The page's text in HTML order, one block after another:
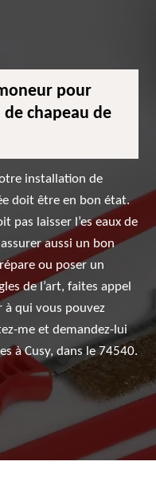
pour
chapeau de
installation de
doit être en bon état.
pas laisser l’es eaux de
aussi un bon
ou poser un
de l’art, faites appel
à qui vous pouvez
me et demandez-lui
à Cusy, dans le 74540.